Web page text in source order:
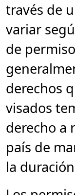
través de
variar
de
derechos
visados
derecho a
país de
la